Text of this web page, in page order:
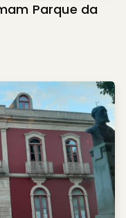
Parque da